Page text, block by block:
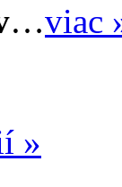
…viac
»